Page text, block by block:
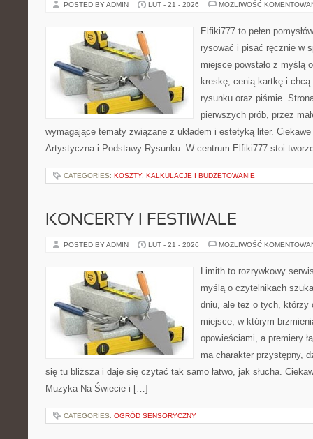
POSTED BY ADMIN LUT - 21 - 2026 MOŻLIWOŚĆ
Elfiki777 to pełen
rysować i pisać ręcznie w
miejsce powstało z myślą
kreskę, cenią kartkę i chcą
rysunku oraz piśmie.
pierwszych prób, przez
wymagające tematy związane z układem i estetyką liter.
Artystyczna i Podstawy Rysunku. W centrum Elfiki777 stoi
CATEGORIES: KOSZTY, KALKULACJE I BUDŻETOWANIE
KONCERTY I FESTIWALE
POSTED BY ADMIN LUT - 21 - 2026 MOŻLIWOŚĆ
Limith to rozrywkowy
myślą o czytelnikach
dniu, ale też o tych, którzy
miejsce, w którym
opowieściami, a premiery
ma charakter przystępny,
się tu bliższa i daje się czytać tak samo łatwo, jak słucha.
Muzyka Na Świecie i […]
CATEGORIES: OGRÓD SENSORYCZNY